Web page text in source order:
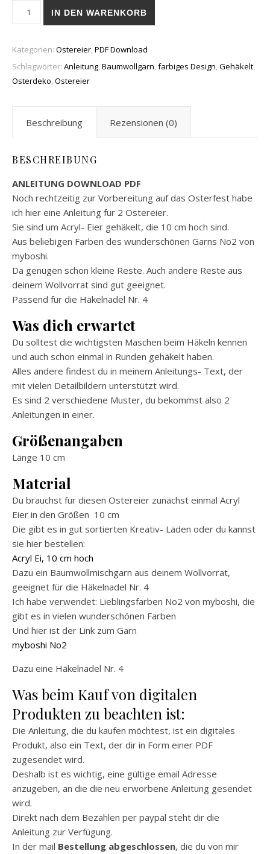
gehäkelte Ostereier in Lieblingsfarben (PDF) Menge
IN DEN WARENKORB
Kategorien: Ostereier,PDF Download
Schlagwörter: Anleitung,Baumwollgarn,farbiges Design,Gehäkelt,
Osterdeko,Ostereier
Beschreibung Rezensionen (0)
BESCHREIBUNG
ANLEITUNG DOWNLOAD PDF
Noch rechtzeitig zur Vorbereitung auf das Osterfest habe
ich hier eine Anleitung für 2 Ostereier.
Sie sind um Acryl- Eier gehäkelt, die 10 cm hoch sind.
Aus beliebigen Farben des wunderschönen Garns No2 von
myboshi.
Da genügen schon kleine Reste. Auch andere Reste aus
deinem Wollvorrat sind gut geeignet.
Passend für die Häkelnadel Nr. 4
Was dich erwartet
Du solltest die wichtigsten Maschen beim Häkeln kennen
und auch schon einmal in Runden gehäkelt haben.
Alles andere findest du in meinem Anleitungs- Text, der
mit vielen Detailbildern unterstützt wird.
Es sind 2 verschiedene Muster, du bekommst also 2
Anleitungen in einer.
Größenangaben
Länge 10 cm
Material
Du brauchst für diesen Ostereier zunächst einmal Acryl
Eier in den Größen 10 cm
Die gibt es in gut sortierten Kreativ- Läden oder du kannst
sie hier bestellen:
Acryl Ei, 10 cm hoch
Dazu ein Baumwollmischgarn aus deinem Wollvorrat,
geeignet für die Häkelnadel Nr. 4
Ich habe verwendet: Lieblingsfarben No2 von myboshi, die
gibt es in vielen wunderschönen Farben
Und hier ist der Link zum Garn
myboshi No2
Dazu eine Häkelnadel Nr. 4
Was beim Kauf von digitalen
Produkten zu beachten ist:
Die Anleitung, die du kaufen möchtest, ist ein digitales
Produkt, also ein Text, der dir in Form einer PDF
zugesendet wird.
Deshalb ist es wichtig, eine gültige email Adresse
anzugeben, an die die neu erworbene Anleitung gesendet
wird.
Direkt nach dem Bezahlen per paypal steht dir die
Anleitung zur Verfügung.
In der mail Bestellung abgeschlossen, die du von mir